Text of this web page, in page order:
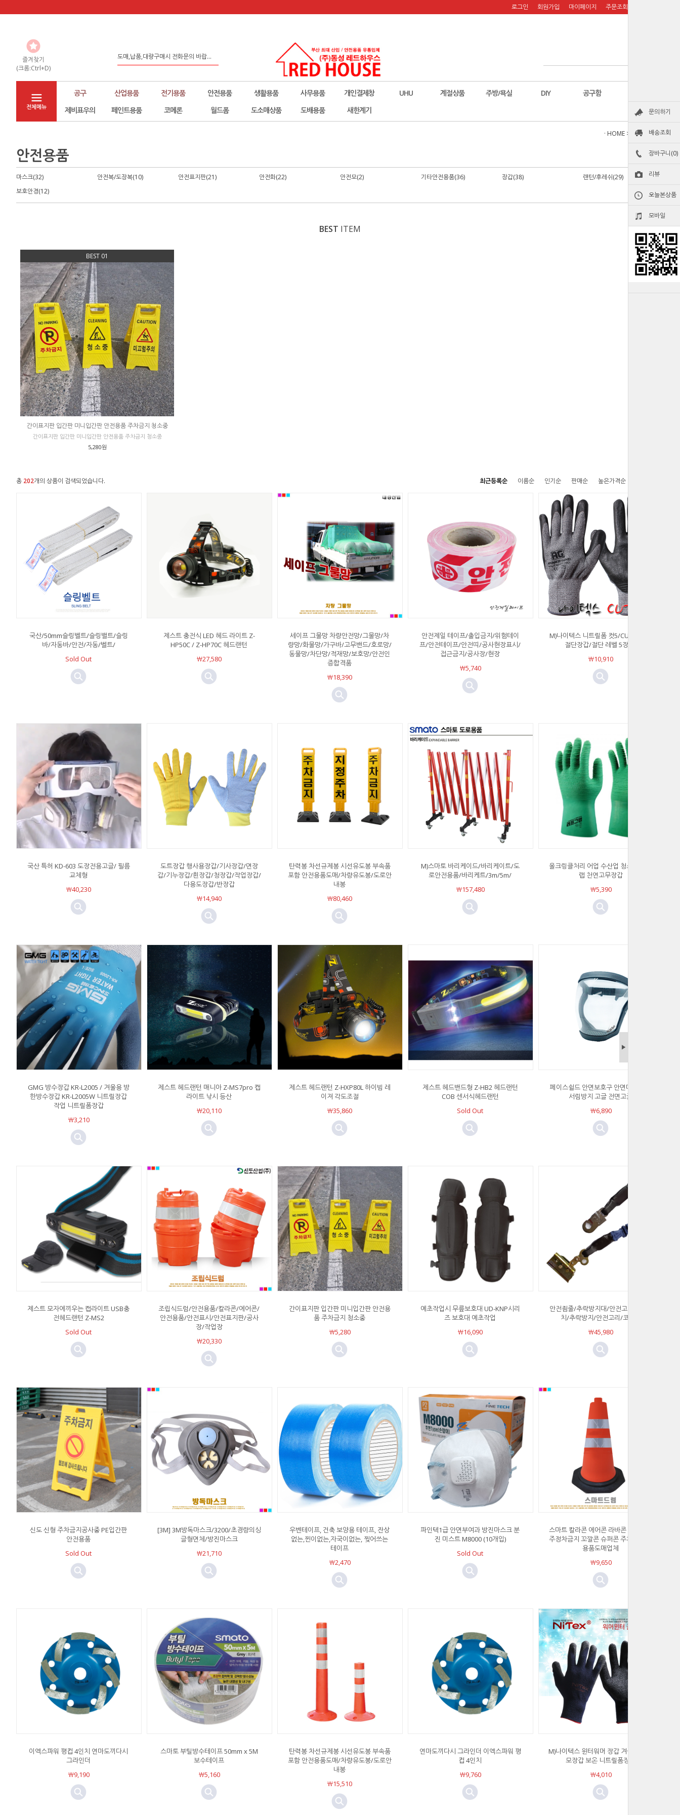
▶
문의하기
배송조회
장바구니(0)
리뷰
오늘본상품
모바일
로그인 회원가입 마이페이지 주문조회
즐겨찾기
(크롬:Ctrl+D)
좀 더 나은 환경구축을 위해서 노력하...
전체메뉴
공구 산업용품 전기용품 안전용품 생활용품 사무용품 개인결제창 UHU 계절상품 주방/욕실 DIY 공구함
제비표우의
페인트용품 코메론 월드폼 도소매상품 도배용품 새한계기
· HOME > 안전용품
안전용품
마스크(32) 안전복/도장복(10) 안전표지판(21) 안전화(22) 안전모(2) 기타안전용품(36) 장갑(38)
랜턴/후레쉬(29)
보호안경(12)
BEST ITEM
BEST 01
간이표지판 입간판 미니입간판 안전용품 주차금지 청소중
간이표지판 입간판 미니입간판 안전용품 주차금지 청소중
5,280원
총 202개의 상품이 검색되었습니다. 최근등록순 이름순 인기순 판매순 높은가격순
국산/50mm슬링벨트/슬링밸트/슬링
바/자동바/안전/자동/벨트/
Sold Out
제스트 충전식 LED 헤드 라이트 Z-
HP50C / Z-HP70C 헤드랜턴
￦27,580
세이프 그물망 차량안전망/그물망/차
량망/화물망/가구바/고무밴드/호로망/
동물망/차단망/적재망/보호망/안전인
증합격품
￦18,390
안전제일 테이프/출입금지/위험테이
프/안전테이프/안전띠/공사현장표시/
접근금지/공사장/현장
￦5,740
M)나이텍스 니트릴폼 컷5/CUT5 장갑/
절단장갑/절단 레벨 5장갑/
￦10,910
국산 특허 KD-603 도장전용고글/ 필름
교체형
￦40,230
도트장갑 행사용장갑/기사장갑/면장
갑/기누장갑/흰장갑/청장갑/작업장갑/
다용도장갑/반장갑
￦14,940
탄력봉 차선규제봉 시선유도봉 부속품
포함 안전용품도매/차량유도봉/도로안
내봉
￦80,460
M)스마토 바리케이드/바리케이트/도
로안전용품/바리케트/3m/5m/
￦157,480
올크링클처리 어업 수산업 청소 러프그
랩 천연고무장갑
￦5,390
GMG 방수장갑 KR-L2005 / 겨울용 방
한방수장갑 KR-L2005W 니트릴장갑
작업 니트릴폼장갑
￦3,210
제스트 헤드랜턴 매니아 Z-MS7pro 캡
라이트 낚시 등산
￦20,110
제스트 헤드랜턴 Z-HXP80L 하이빔 레
이져 각도조절
￦35,860
제스트 헤드밴드형 Z-HB2 헤드랜턴
COB 센서식헤드랜턴
Sold Out
페이스쉴드 안면보호구 안면마스크 김
서림방지 고글 전면고글
￦6,890
제스트 모자에끼우는 캡라이트 USB충
전헤드랜턴 Z-MS2
Sold Out
조립식드럼/안전용품/칼라콘/에어콘/
안전용품/안전표시/안전표지판/공사
장/작업장
￦20,330
간이표지판 입간판 미니입간판 안전용
품 주차금지 청소중
￦5,280
예초작업시 무릎보호대 UD-KNP시리
즈 보호대 예초작업
￦16,090
안전죔줄/추락방지대/안전고리/2중장
치/추락방지/안전고리/코브라
￦45,980
신도 신형 주차금지공사중 PE입간판
안전용품
Sold Out
[3M] 3M방독마스크/3200/초경량의싱
글형면체/방진마스크
￦21,710
우벤테이프, 건축 보양용 테이프, 잔상
없는,찐이없는,자국이없는, 찢어쓰는
테이프
￦2,470
파인텍1급 안면부여과 방진마스크 분
진 미스트 M8000 (10개입)
Sold Out
스마트 칼라콘 에어콘 라바콘 주차금지
주정차금지 꼬깔콘 슈퍼콘 주차콘 안전
용품도매업체
￦9,650
이엑스파워 평컵 4인치 연마도끼다시
그라인더
￦9,190
스마토 부틸방수테이프 50mm x 5M
보수테이프
￦5,160
탄력봉 차선규제봉 시선유도봉 부속품
포함 안전용품도매/차량유도봉/도로안
내봉
￦15,510
연마도끼다시 그라인더 이엑스파워 평
컵 4인치
￦9,760
M)나이텍스 윈터워머 장갑 겨울장갑 기
모장갑 보온 니트릴폼장갑
￦4,010